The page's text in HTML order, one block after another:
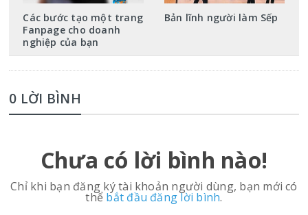
Các bước tạo một trang
Fanpage cho doanh
nghiệp của bạn
Bản lĩnh người làm Sếp
0 LỜI BÌNH
Chưa có lời bình nào!
Chỉ khi bạn đăng ký tài khoản người dùng, bạn mới có
thể bắt đầu đăng lời bình.